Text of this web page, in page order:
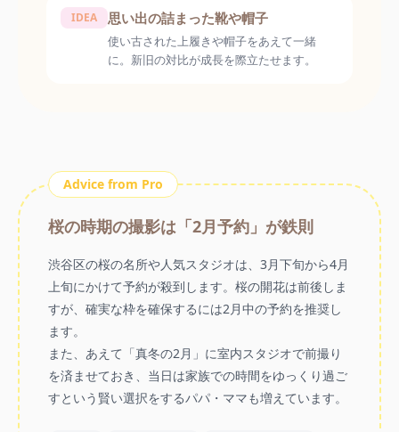
IDEA 思い出の詰まった靴や帽子
使い古された上履きや帽子をあえて一緒
に。新旧の対比が成長を際立たせます。
Advice from Pro
桜の時期の撮影は「2月予約」が鉄則
渋谷区の桜の名所や人気スタジオは、3月下旬から4月
上旬にかけて予約が殺到します。桜の開花は前後しま
すが、確実な枠を確保するには2月中の予約を推奨し
ます。
また、あえて「真冬の2月」に室内スタジオで前撮り
を済ませておき、当日は家族での時間をゆっくり過ご
すという賢い選択をするパパ・ママも増えています。